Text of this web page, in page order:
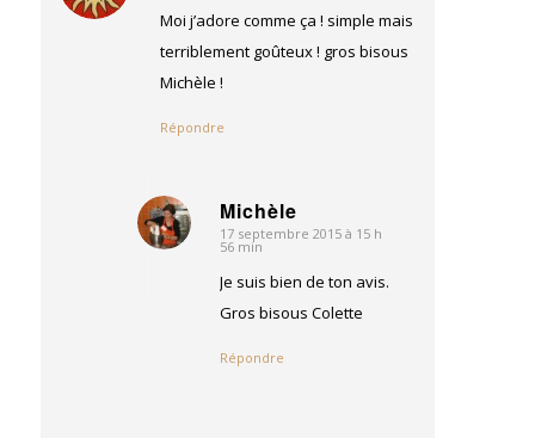
:
Moi j’adore comme ça ! simple mais
terriblement goûteux ! gros bisous
Michèle !
Répondre
Michèle
dit
17 septembre 2015 à 15 h
56 min
Je suis bien de ton avis.
Gros bisous Colette
Répondre